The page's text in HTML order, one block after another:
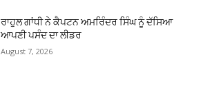
ਰਾਹੁਲ ਗਾਂਧੀ ਨੇ ਕੈਪਟਨ ਅਮਰਿੰਦਰ ਸਿੰਘ ਨੂੰ ਦੱਸਿਆ
ਆਪਣੀ ਪਸੰਦ ਦਾ ਲੀਡਰ
August 7, 2026